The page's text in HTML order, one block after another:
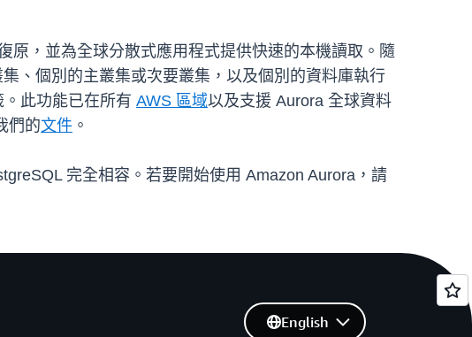
原，並為全球分散式應用程式提供快速的本機讀取。隨
、個別的主叢集或次要叢集，以及個別的資料庫執行
此功能已在所有 AWS 區域以及支援 Aurora 全球資料
們的文件 。
完全相容。若要開始使用 Amazon Aurora，請
English